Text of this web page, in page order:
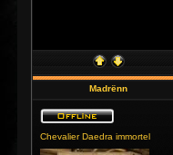
Madrënn
Chevalier Daedra immortel